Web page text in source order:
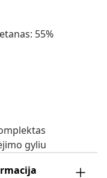
55%
gyliu